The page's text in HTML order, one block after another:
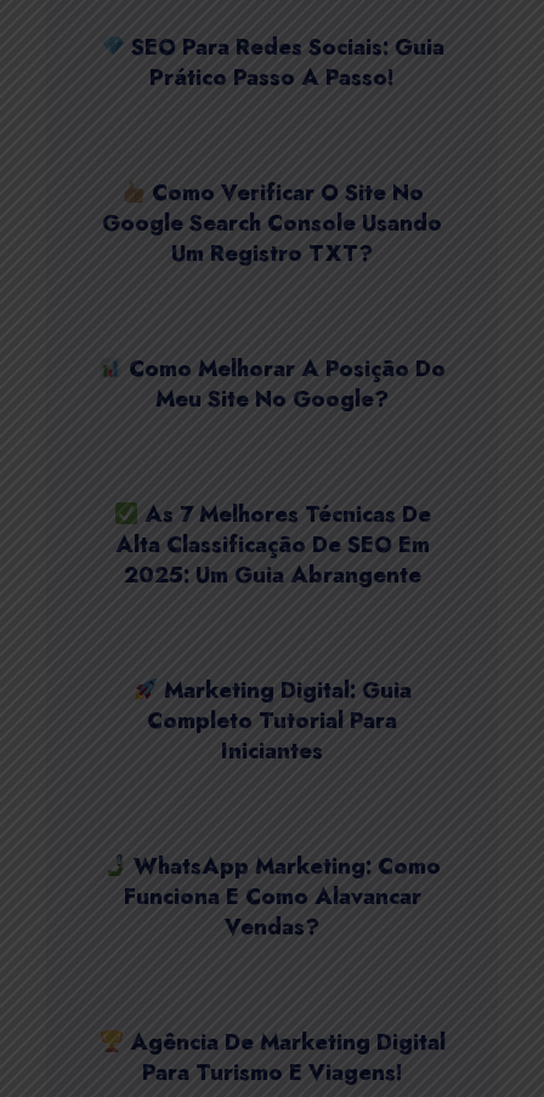
SEO Para Redes Sociais: Guia
Prático Passo A Passo!
Como Verificar O Site No
Google Search Console Usando
Um Registro TXT?
Como Melhorar A Posição Do
Meu Site No Google?
As 7 Melhores Técnicas De
Alta Classificação De SEO Em
2025: Um Guia Abrangente
Marketing Digital: Guia
Completo Tutorial Para
Iniciantes
WhatsApp Marketing: Como
Funciona E Como Alavancar
Vendas?
Agência De Marketing Digital
Para Turismo E Viagens!